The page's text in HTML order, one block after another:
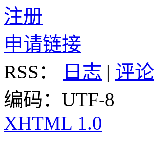
注册
申请链接
RSS：
日志 | 评论
编码：UTF-8
XHTML 1.0